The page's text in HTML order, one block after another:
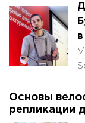
в
Основы
репликации